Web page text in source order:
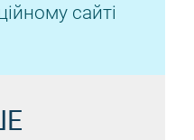
сайті